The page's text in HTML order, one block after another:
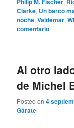
Clarke, Un barco
noche,Valdemar,
comentario
Al otro
de Michel
Posted on4
Gárate